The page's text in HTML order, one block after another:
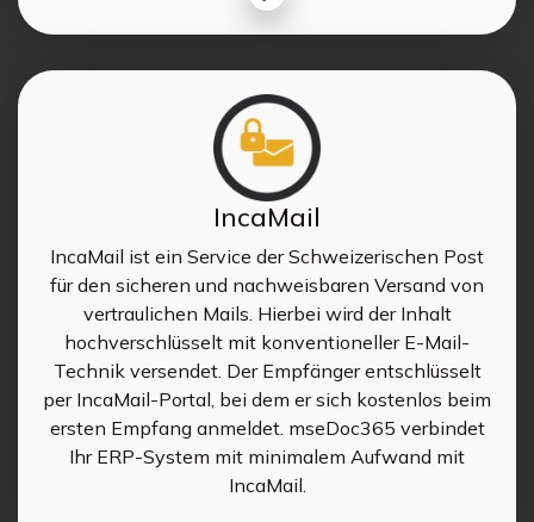
IncaMail
IncaMail ist ein Service der Schweizerischen Post
für den sicheren und nachweisbaren Versand von
vertraulichen Mails. Hierbei wird der Inhalt
hochverschlüsselt mit konventioneller E-Mail-
Technik versendet. Der Empfänger entschlüsselt
per IncaMail-Portal, bei dem er sich kostenlos beim
ersten Empfang anmeldet. mseDoc365 verbindet
Ihr ERP-System mit minimalem Aufwand mit
IncaMail.